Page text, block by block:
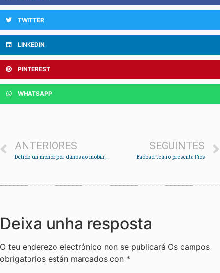
TWITTER
LINKEDIN
PINTEREST
WHATSAPP
ANTERIORES
Detido un menor por danos ao mobiliario urbano
SEGUINTES
Baobad teatro presenta Fíos
Deixa unha resposta
O teu enderezo electrónico non se publicará Os campos
obrigatorios están marcados con *